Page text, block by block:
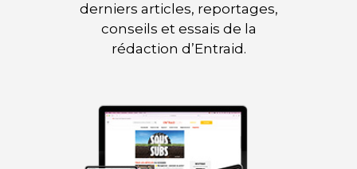
derniers articles, reportages,
conseils et essais de la
rédaction d’Entraid.